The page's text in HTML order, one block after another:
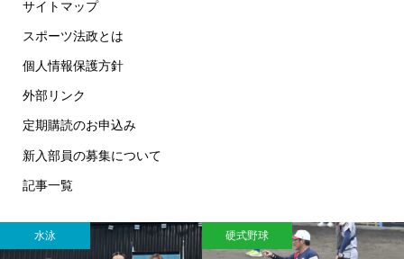
サイトマップ
スポーツ法政とは
個人情報保護方針
外部リンク
定期購読のお申込み
新入部員の募集について
記事一覧
水泳 硬式野球